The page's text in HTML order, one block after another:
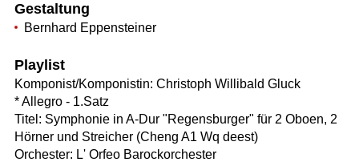
Gestaltung
Bernhard Eppensteiner
Playlist
Komponist/Komponistin: Christoph Willibald Gluck
* Allegro - 1.Satz
Titel: Symphonie in A-Dur "Regensburger" für 2 Oboen, 2
Hörner und Streicher (Cheng A1 Wq deest)
Orchester: L' Orfeo Barockorchester